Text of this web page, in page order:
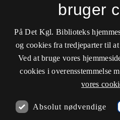
Cookieindstillinger
Kontaktinformationer
Åbningstider
bruger
På Det Kgl. Biblioteks
og cookies fra tredjeparter til
Ved at bruge vores
cookies i overensstemmelse
vores
Absolut nødvendige